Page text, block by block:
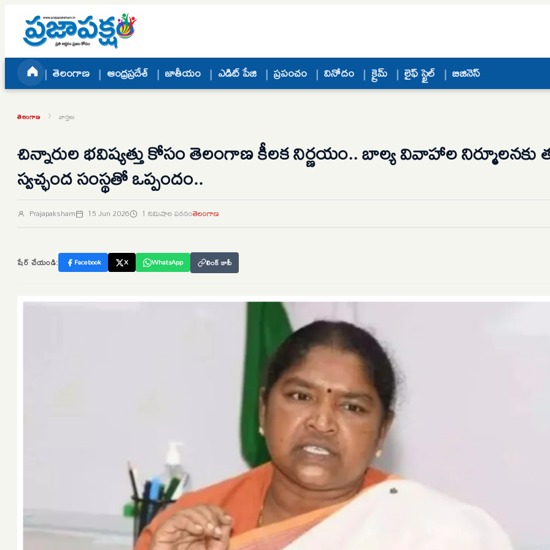
Skip to content
తెలంగాణ ఆంధ్రప్రదేశ్ జాతీయం ఎడిట్ పేజి ప్రపంచం వినోదం క్రైమ్ లైఫ్ స్టైల్ బిజినెస్
తెలంగాణ › వార్తలు
చిన్నారుల భవిష్యత్తు కోసం తెలంగాణ కీలక నిర్ణయం.. బాల్య వివాహాల నిర్మూలనకు
స్వచ్ఛంద సంస్థతో ఒప్పందం..
Prajapaksham 15 Jun 2026 1 నిమిషాల పఠనంతెలంగాణ
షేర్ చేయండి: Facebook X WhatsApp లింక్ కాపీ